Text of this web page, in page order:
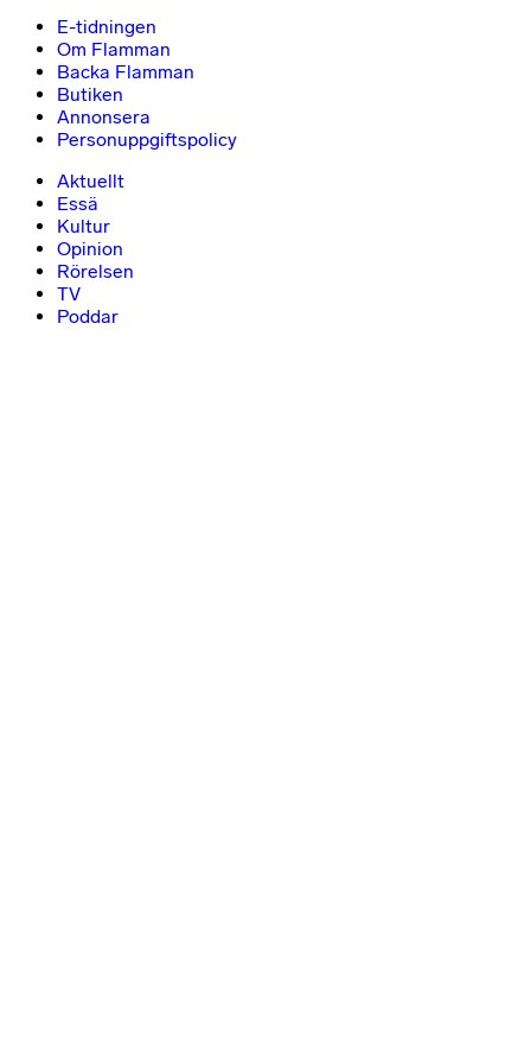
E-tidningen
Om Flamman
Backa Flamman
Butiken
Annonsera
Personuppgiftspolicy
Aktuellt
Essä
Kultur
Opinion
Rörelsen
TV
Poddar